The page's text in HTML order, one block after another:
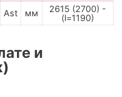
Ast мм
2615 (2700) -
(l=1190)
и